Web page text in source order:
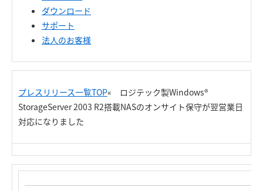
ダウンロード
サポート
法人のお客様
プレスリリース一覧TOP« ロジテック製Windows®
StorageServer 2003 R2搭載NASのオンサイト保守が翌営業日
対応になりました